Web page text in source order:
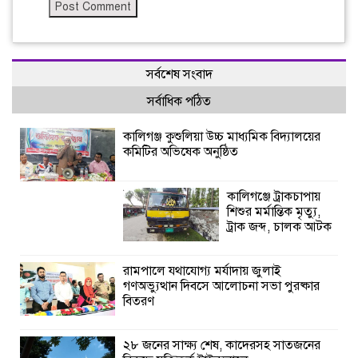
সর্বশেষ সংবাদ
সর্বাধিক পঠিত
কালিগঞ্জ কুশুলিয়া উচ্চ মাধ্যমিক বিদ্যালয়ের
কমিটির অভিষেক অনুষ্ঠিত
কালিগঞ্জে ট্রাকচাপায়
শিশুর মর্মান্তিক মৃত্যু,
ট্রাক জব্দ, চালক আটক
রামপালে যথাযোগ্য মর্যাদায় জুলাই
গণঅভ্যুত্থান দিবসে আলোচনা সভা পুরষ্কার
বিতরণ
২৮ জনের সাক্ষ্য শেষ, কাদেরসহ সাতজনের